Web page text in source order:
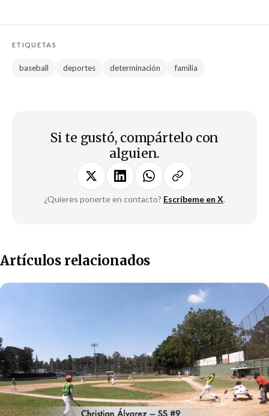
ETIQUETAS
baseball deportes determinación familia
Si te gustó, compártelo con
alguien.
¿Quieres ponerte en contacto? Escríbeme en X.
Artículos relacionados